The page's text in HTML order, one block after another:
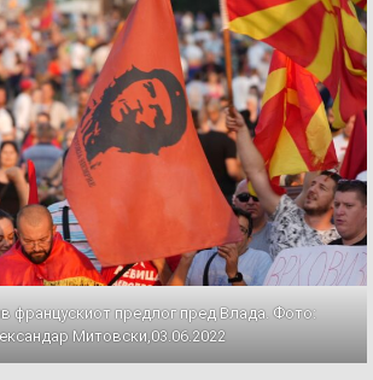
францускиот предлог пред Влада. Фото:
Митовски,03.06.2022